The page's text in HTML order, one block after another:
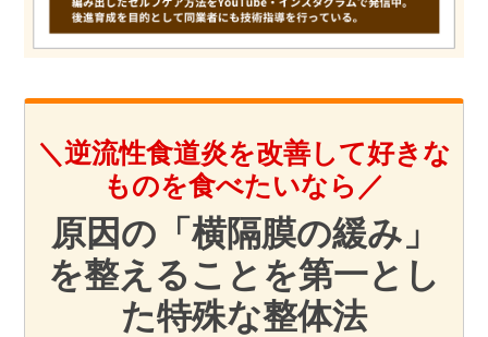
＼逆流性食道炎を改善して好きな
ものを食べたいなら／
原因の「横隔膜の緩み」
を整えることを第一とし
た特殊な整体法